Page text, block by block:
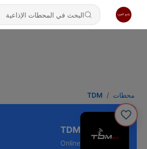
محطات TDM
TDM
Online